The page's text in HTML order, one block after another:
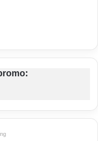
Internet ITK